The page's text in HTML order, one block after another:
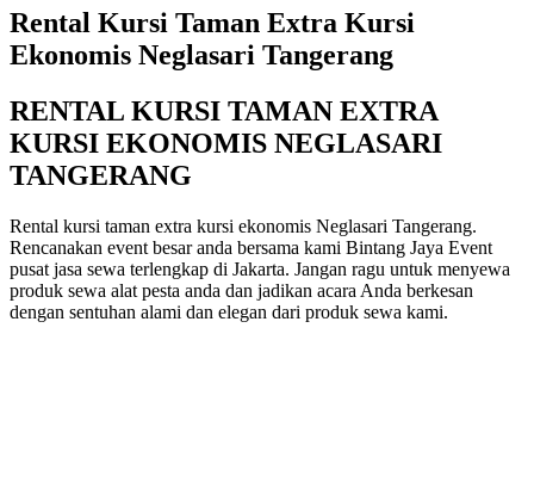
Rental Kursi Taman Extra Kursi
Ekonomis Neglasari Tangerang
RENTAL KURSI TAMAN EXTRA
KURSI EKONOMIS NEGLASARI
TANGERANG
Rental kursi taman extra kursi ekonomis Neglasari Tangerang.
Rencanakan event besar anda bersama kami Bintang Jaya Event
pusat jasa sewa terlengkap di Jakarta. Jangan ragu untuk menyewa
produk sewa alat pesta anda dan jadikan acara Anda berkesan
dengan sentuhan alami dan elegan dari produk sewa kami.